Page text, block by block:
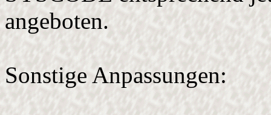
angeboten.
Sonstige Anpassungen: